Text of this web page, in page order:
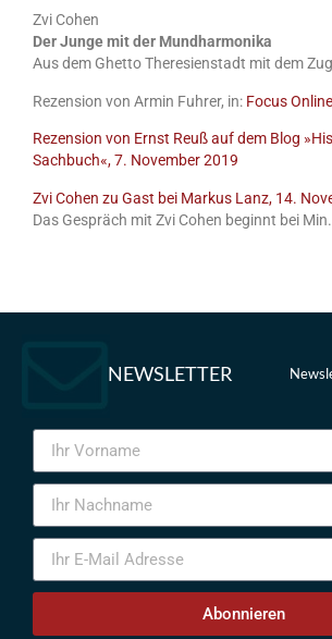
Zvi Cohen
Der Junge mit der Mundharmonika
Aus dem Ghetto Theresienstadt mit dem
Rezension von Armin Fuhrer, in: Focus
Rezension von Ernst Reuß auf dem Blog
Sachbuch«, 7. November 2019
Zvi Cohen zu Gast bei Markus Lanz, 14.
Das Gespräch mit Zvi Cohen beginnt bei
NEWSLETTER
Abonnieren